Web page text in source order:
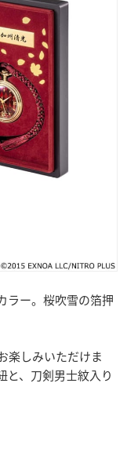
ラー。桜吹雪の箔押
楽しみいただけま
と、刀剣男士紋入り